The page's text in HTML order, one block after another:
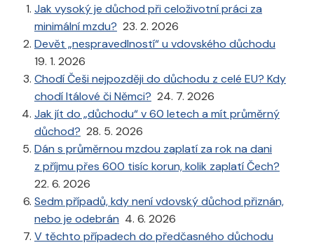
Jak vysoký je důchod při celoživotní práci za
minimální mzdu? 23. 2. 2026
Devět „nespravedlností“ u vdovského důchodu
19. 1. 2026
Chodí Češi nejpozději do důchodu z celé EU? Kdy
chodí Itálové či Němci? 24. 7. 2026
Jak jít do „důchodu“ v 60 letech a mít průměrný
důchod? 28. 5. 2026
Dán s průměrnou mzdou zaplatí za rok na dani
z příjmu přes 600 tisíc korun, kolik zaplatí Čech?
22. 6. 2026
Sedm případů, kdy není vdovský důchod přiznán,
nebo je odebrán 4. 6. 2026
V těchto případech do předčasného důchodu